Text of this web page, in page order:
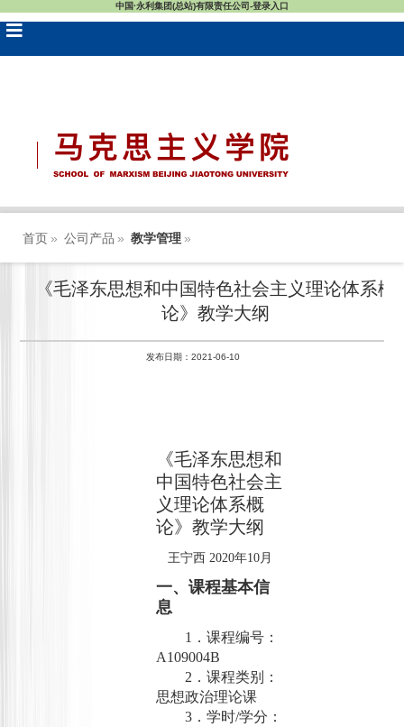
中国·永利集团(总站)有限责任公司-登录入口
首页 » 公司产品 » 教学管理 »
《毛泽东思想和中国特色社会主义理论体系概
论》教学大纲
发布日期：2021-06-10
《毛泽东思想和
中国特色社会主
义理论体系概
论》教学大纲
王宁西 2020年10月
一、课程基本信
息
1 ．课程编号：
A109004B
2 ．课程类别：
思想政治理论课
3 ．学时/学分：